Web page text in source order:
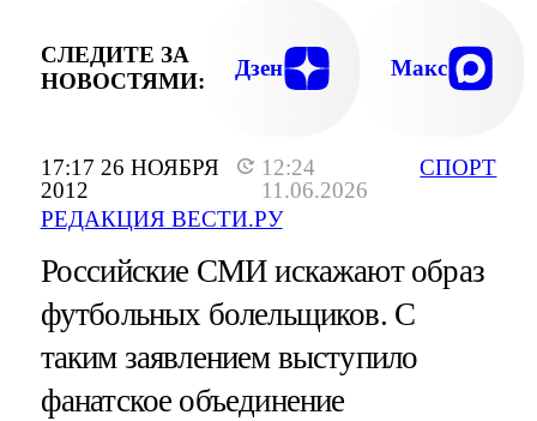
17:17 26 НОЯБРЯ
2012
12:24
11.06.2026
РЕДАКЦИЯ ВЕСТИ.РУ
СПОРТ
СЛЕДИТЕ ЗА
НОВОСТЯМИ:
Дзен Макс
Российские СМИ искажают образ
футбольных болельщиков. С
таким заявлением выступило
фанатское объединение